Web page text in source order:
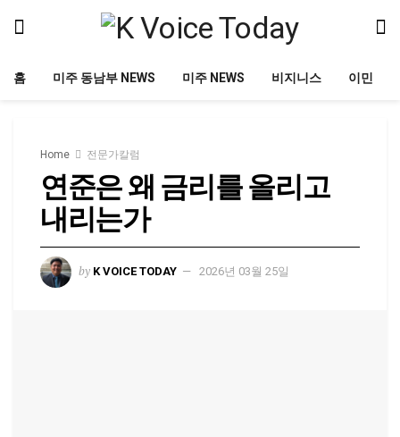
홈 미주 동남부 NEWS 미주 NEWS 비지니스 이민
Home 전문가칼럼
연준은 왜 금리를 올리고
내리는가
by K VOICE TODAY 2026년 03월 25일